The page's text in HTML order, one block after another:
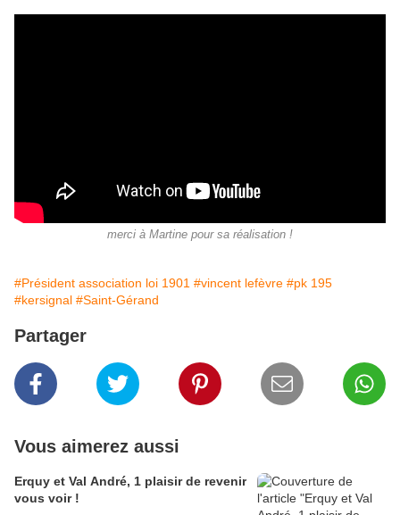
merci à Martine pour sa réalisation !
#Président association loi 1901 #vincent lefèvre #pk 195
#kersignal #Saint-Gérand
Partager
Vous aimerez aussi
Erquy et Val André, 1 plaisir de revenir
vous voir !